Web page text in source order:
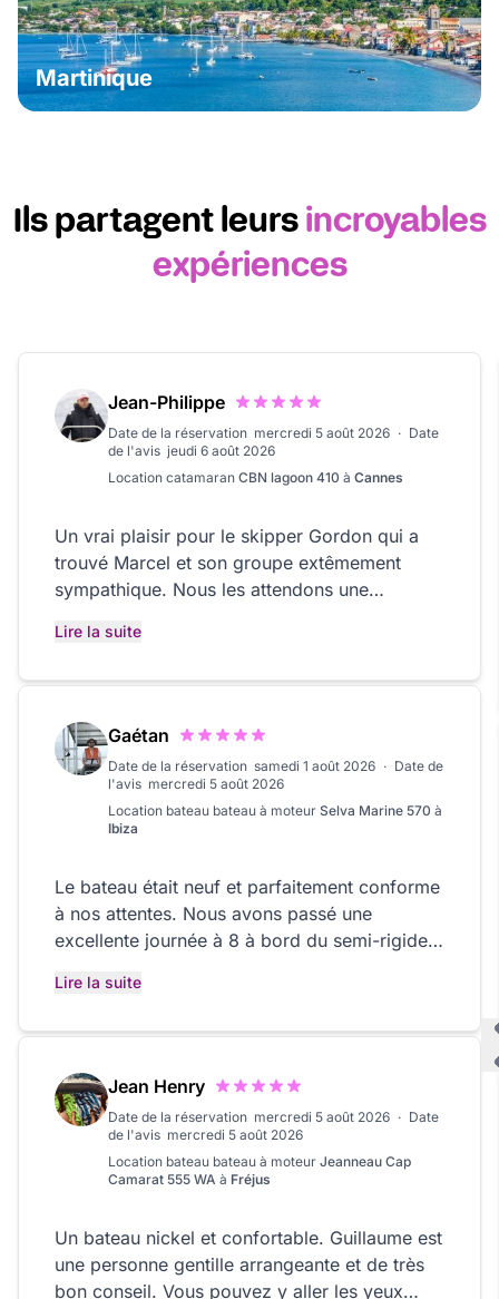
Martinique
Ils partagent leursincroyables
expériences
Jean-Philippe
Date de la réservation mercredi 5 août 2026 · Date
de l'avis jeudi 6 août 2026
Location catamaran CBN lagoon 410 à Cannes
Un vrai plaisir pour le skipper Gordon qui a
trouvé Marcel et son groupe extêmement
sympathique. Nous les attendons une
nous nous ferons une joie de leur organiser.
Lire la suite
Gaétan
Date de la réservation samedi 1 août 2026 · Date de
l'avis mercredi 5 août 2026
Location bateau bateau à moteur Selva Marine 570 à
Ibiza
Le bateau était neuf et parfaitement conforme
à nos attentes. Nous avons passé une
excellente journée à 8 à bord du semi-rigide
location à toutes les personnes souhaitant
hésiter !
Lire la suite
Jean Henry
Date de la réservation mercredi 5 août 2026 · Date
de l'avis mercredi 5 août 2026
Location bateau bateau à moteur Jeanneau Cap
Camarat 555 WA à Fréjus
Un bateau nickel et confortable. Guillaume est
une personne gentille arrangeante et de très
bon conseil. Vous pouvez y aller les yeux